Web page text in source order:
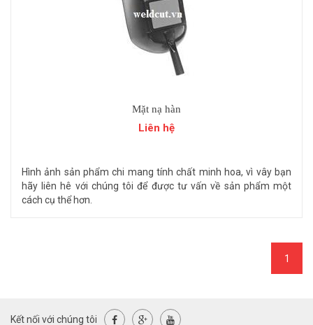
Mặt nạ hàn
Liên hệ
Hình ảnh sản phẩm chi mang tính chất minh hoa, vì vây bạn
hãy liên hê với chúng tôi để được tư vấn về sản phẩm một
cách cụ thể hơn.
1
Kết nối với chúng tôi